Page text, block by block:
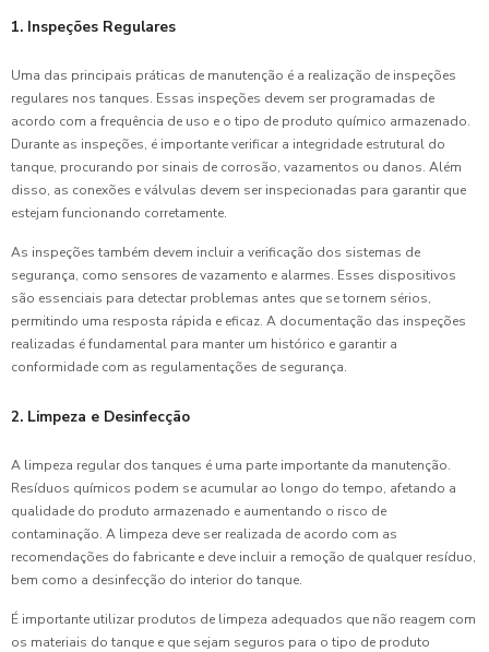
1. Inspeções Regulares
Uma das principais práticas de manutenção é a realização de inspeções
regulares nos tanques. Essas inspeções devem ser programadas de
acordo com a frequência de uso e o tipo de produto químico armazenado.
Durante as inspeções, é importante verificar a integridade estrutural do
tanque, procurando por sinais de corrosão, vazamentos ou danos. Além
disso, as conexões e válvulas devem ser inspecionadas para garantir que
estejam funcionando corretamente.
As inspeções também devem incluir a verificação dos sistemas de
segurança, como sensores de vazamento e alarmes. Esses dispositivos
são essenciais para detectar problemas antes que se tornem sérios,
permitindo uma resposta rápida e eficaz. A documentação das inspeções
realizadas é fundamental para manter um histórico e garantir a
conformidade com as regulamentações de segurança.
2. Limpeza e Desinfecção
A limpeza regular dos tanques é uma parte importante da manutenção.
Resíduos químicos podem se acumular ao longo do tempo, afetando a
qualidade do produto armazenado e aumentando o risco de
contaminação. A limpeza deve ser realizada de acordo com as
recomendações do fabricante e deve incluir a remoção de qualquer resíduo,
bem como a desinfecção do interior do tanque.
É importante utilizar produtos de limpeza adequados que não reagem com
os materiais do tanque e que sejam seguros para o tipo de produto